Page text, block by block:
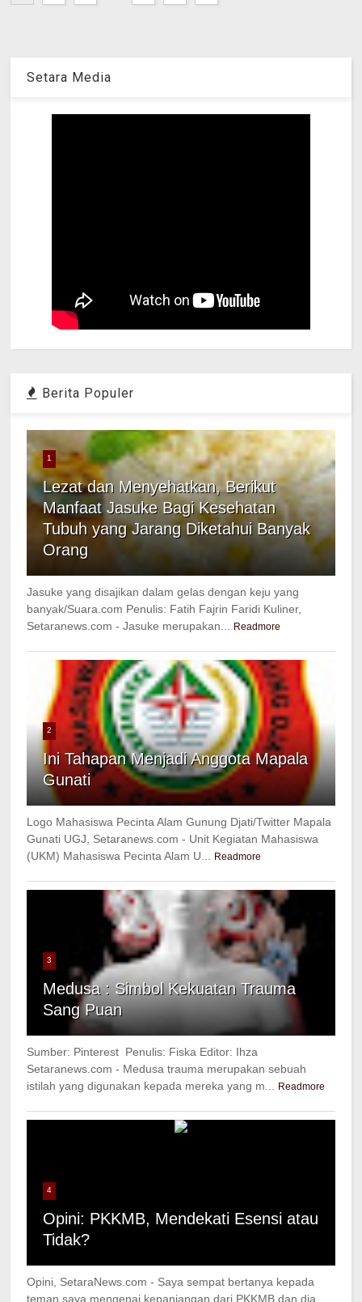
Setara Media
Berita Populer
1
Lezat dan Menyehatkan, Berikut
Manfaat Jasuke Bagi Kesehatan
Tubuh yang Jarang Diketahui Banyak
Orang
Jasuke yang disajikan dalam gelas dengan keju yang
banyak/Suara.com Penulis: Fatih Fajrin Faridi Kuliner,
Setaranews.com - Jasuke merupakan...
Readmore
2
Ini Tahapan Menjadi Anggota Mapala
Gunati
Logo Mahasiswa Pecinta Alam Gunung Djati/Twitter Mapala
Gunati UGJ, Setaranews.com - Unit Kegiatan Mahasiswa
(UKM) Mahasiswa Pecinta Alam U...
Readmore
3
Medusa : Simbol Kekuatan Trauma
Sang Puan
Sumber: Pinterest Penulis: Fiska Editor: Ihza
Setaranews.com - Medusa trauma merupakan sebuah
istilah yang digunakan kepada mereka yang m...
Readmore
4
Opini: PKKMB, Mendekati Esensi atau
Tidak?
Opini, SetaraNews.com - Saya sempat bertanya kepada
teman saya mengenai kepanjangan dari PKKMB dan dia